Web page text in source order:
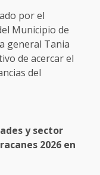
por el
Municipio de
general Tania
de acercar el
del
y sector
2026 en